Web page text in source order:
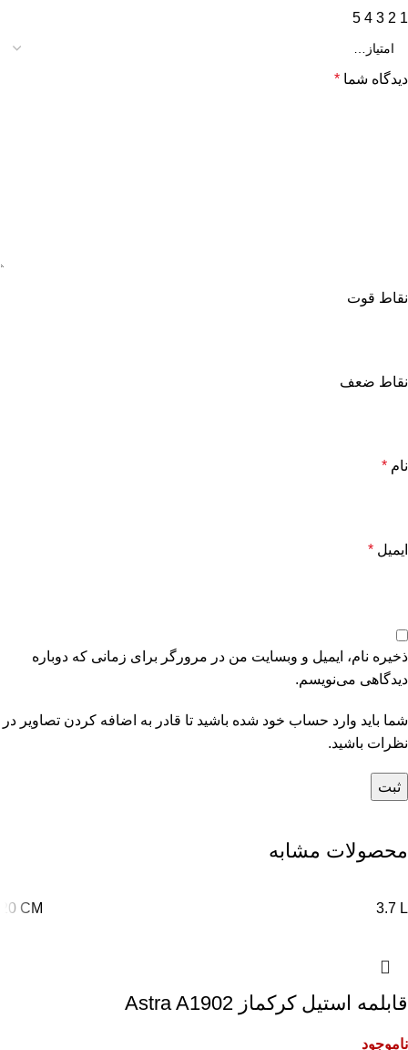
1
2
3
4
5
دیدگاه شما *
نقاط قوت
نقاط ضعف
نام *
ایمیل *
ذخیره نام، ایمیل و وبسایت من در مرورگر برای زمانی که دوباره
دیدگاهی می‌نویسم.
شما باید وارد حساب خود شده باشید تا قادر به اضافه کردن تصاویر در
نظرات باشید.
محصولات مشابه
3.7 L
20 CM
قابلمه استیل کرکماز Astra A1902
ناموجود